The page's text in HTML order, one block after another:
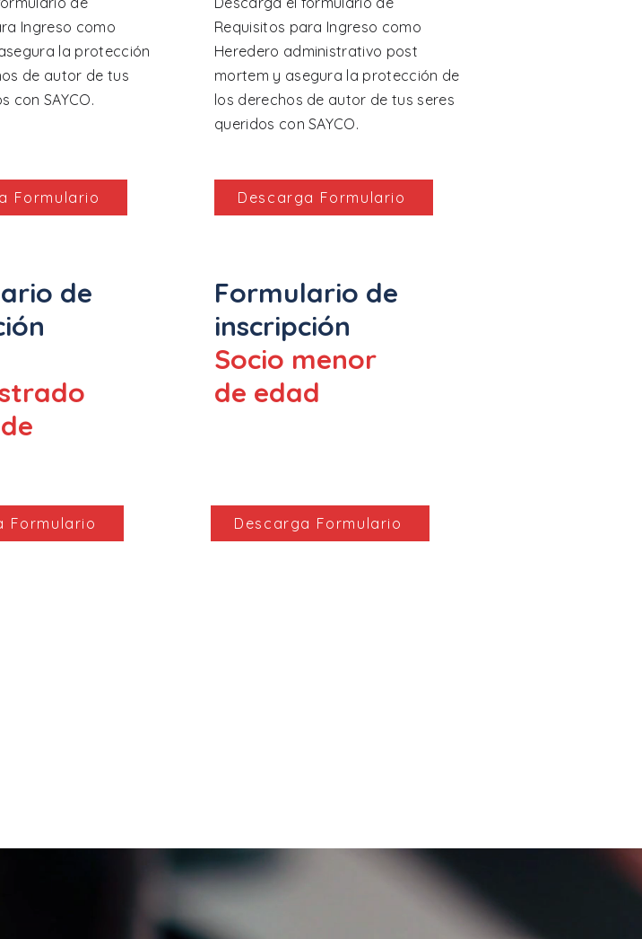
Ingreso como
la protección
de autor de tus
con SAYCO.
Formulario
Requisitos para Ingreso como
Heredero administrativo post
mortem y asegura la protección de
los derechos de autor de tus seres
queridos con SAYCO.
Descarga Formulario
de
Formulario de
inscripción
Socio menor
de edad
Formulario Descarga Formulario